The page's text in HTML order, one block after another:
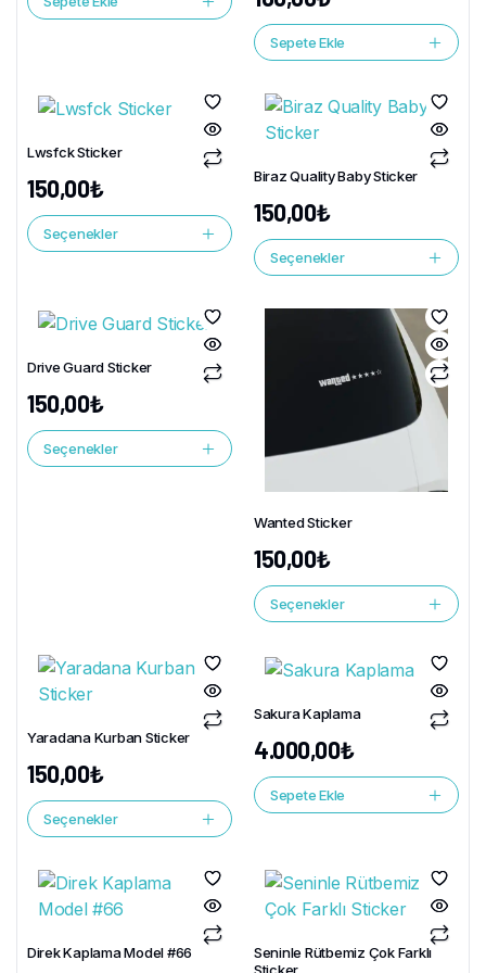
Sepete Ekle
Lwsfck Sticker
150,00₺
Seçenekler
Biraz Quality Baby Sticker
150,00₺
Seçenekler
Drive Guard Sticker
150,00₺
Seçenekler
Wanted Sticker
150,00₺
Seçenekler
Yaradana Kurban Sticker
150,00₺
Seçenekler
Sakura Kaplama
4.000,00₺
Sepete Ekle
Direk Kaplama Model #66
Seninle Rütbemiz Çok Farklı